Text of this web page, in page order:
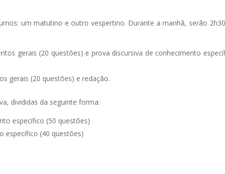
um matutino e outro vespertino. Durante a manhã, serão
gerais (20 questões) e prova discursiva de conhecimento
gerais (20 questões) e redação.
divididas da seguinte forma:
específico (50 questões)
específico (40 questões)